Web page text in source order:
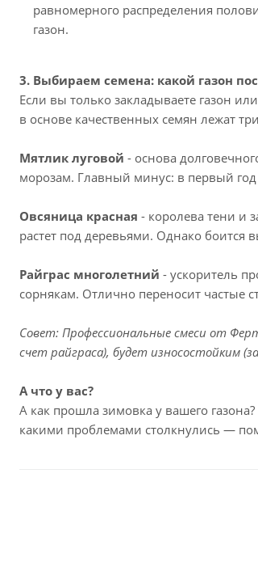
равномерного распределения
газон.
3. Выбираем семена: какой газон
Если вы только закладываете газон
в основе качественных семян лежат
Мятлик луговой - основа
морозам. Главный минус: в первый год
Овсяница красная - королева тени и
растет под деревьями. Однако боится
Райграс многолетний - ускоритель
сорнякам. Отлично переносит частые
Совет: Профессиональные смеси от
счет райграса), будет износостойким
А что у вас?
А как прошла зимовка у вашего
какими проблемами столкнулись —